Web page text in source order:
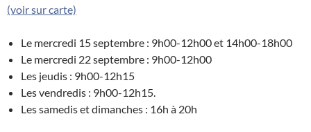
(voir sur carte)
Le mercredi 15 septembre : 9h00-12h00 et 14h00-18h00
Le mercredi 22 septembre : 9h00-12h00
Les jeudis : 9h00-12h15
Les vendredis : 9h00-12h15.
Les samedis et dimanches : 16h à 20h